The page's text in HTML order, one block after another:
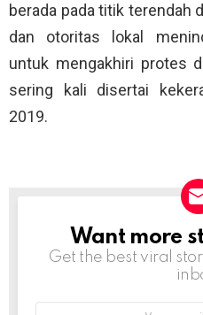
berada pada titik terendah
dan otoritas lokal
untuk mengakhiri protes
sering kali disertai
2019.
NEWSLETTER
Want more
Get the best viral